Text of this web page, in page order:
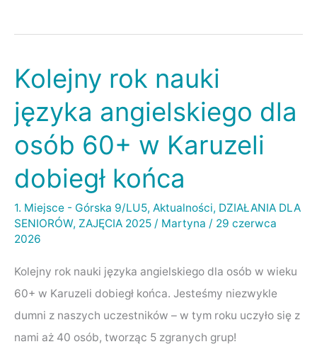
Kolejny rok nauki
języka angielskiego dla
osób 60+ w Karuzeli
dobiegł końca
1. Miejsce - Górska 9/LU5, Aktualności, DZIAŁANIA DLA
SENIORÓW, ZAJĘCIA 2025 / Martyna / 29 czerwca
2026
Kolejny rok nauki języka angielskiego dla osób w wieku
60+ w Karuzeli dobiegł końca. Jesteśmy niezwykle
dumni z naszych uczestników – w tym roku uczyło się z
nami aż 40 osób, tworząc 5 zgranych grup!
Kolejny
nauki
języka
dla
osób
60+
Karuzeli
dobiegł
końca